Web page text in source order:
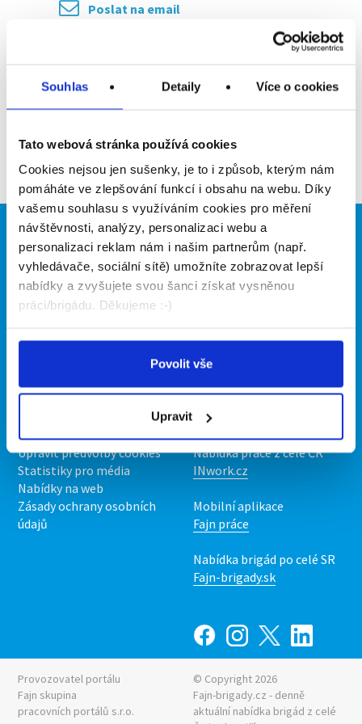
Souhlas Detaily Více o cookies
Tato webová stránka používá cookies
Cookies nejsou jen sušenky, je to i způsob, kterým nám
pomáháte ve zlepšování funkcí i obsahu na webu. Díky
vašemu souhlasu s využíváním cookies pro měření
návštěvnosti, analýzy, personalizaci webu a
personalizaci reklam nám i našim partnerům (např.
vyhledávače, sociální sítě) umožníte zobrazovat lepší
nabídky a zvyšujete svou šanci získat vysněnou
práci/brigádu. Děkujeme :-)
Povolit vše
Upravit
Poslat na email
Přidat do oblíbených
Zpět
Brigádníci
Články
Hledané brigády
Firmy
Vložit inzerát
Ceník
Kontakt
Podmínky
Upravit předvolby cookies
Statistiky pro média
Nabídky na web
Zásady ochrany osobních
údajů
Naše další projekty
Mobilní aplikace
Fajn brigády
Nabídka práce z celé ČR
INwork.cz
Mobilní aplikace
Fajn práce
Nabídka brigád po celé SR
Fajn-brigady.sk
Provozovatel portálu
Fajn skupina
pracovních portálů s.r.o.
© Copyright 2026
Fajn-brigady.cz - denně
aktuální nabídka brigád z celé